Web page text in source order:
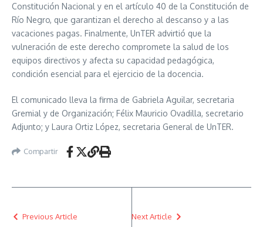
Constitución Nacional y en el artículo 40 de la Constitución de
Río Negro, que garantizan el derecho al descanso y a las
vacaciones pagas. Finalmente, UnTER advirtió que la
vulneración de este derecho compromete la salud de los
equipos directivos y afecta su capacidad pedagógica,
condición esencial para el ejercicio de la docencia.
El comunicado lleva la firma de Gabriela Aguilar, secretaria
Gremial y de Organización; Félix Mauricio Ovadilla, secretario
Adjunto; y Laura Ortiz López, secretaria General de UnTER.
Compartir
Previous Article Next Article